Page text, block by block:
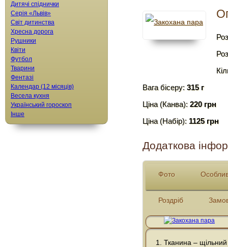
Вага бісеру: 315 г
Ціна (Канва): 220 грн
Ціна (Набір): 1125 грн
Додаткова
Фото
Роздріб
Тканина –
Дитячі спіднички
Серія «Львів»
Світ дитинства
Хресна дорога
Рушники
Квіти
Футбол
Тварини
Фентазі
Календар (12 місяців)
Весела кухня
Український гороскоп
Інше